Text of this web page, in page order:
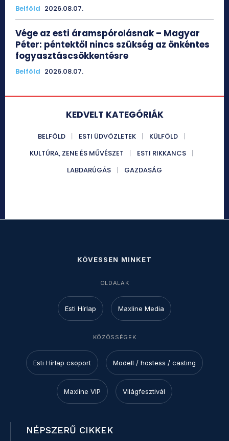
Belföld 2026.08.07.
Vége az esti áramspórolásnak – Magyar
Péter: péntektől nincs szükség az önkéntes
fogyasztáscsökkentésre
Belföld 2026.08.07.
KEDVELT KATEGÓRIÁK
BELFÖLD ESTI ÜDVÖZLETEK
KÜLFÖLD
KULTÚRA, ZENE ÉS MŰVÉSZET
ESTI RIKKANCS
LABDARÚGÁS
GAZDASÁG
KÖVESSEN MINKET
OLDALAK
Esti Hírlap Maxline Media
KÖZÖSSÉGEK
Esti Hírlap csoport Modell / hostess / casting
Maxline VIP Világfesztivál
NÉPSZERŰ CIKKEK